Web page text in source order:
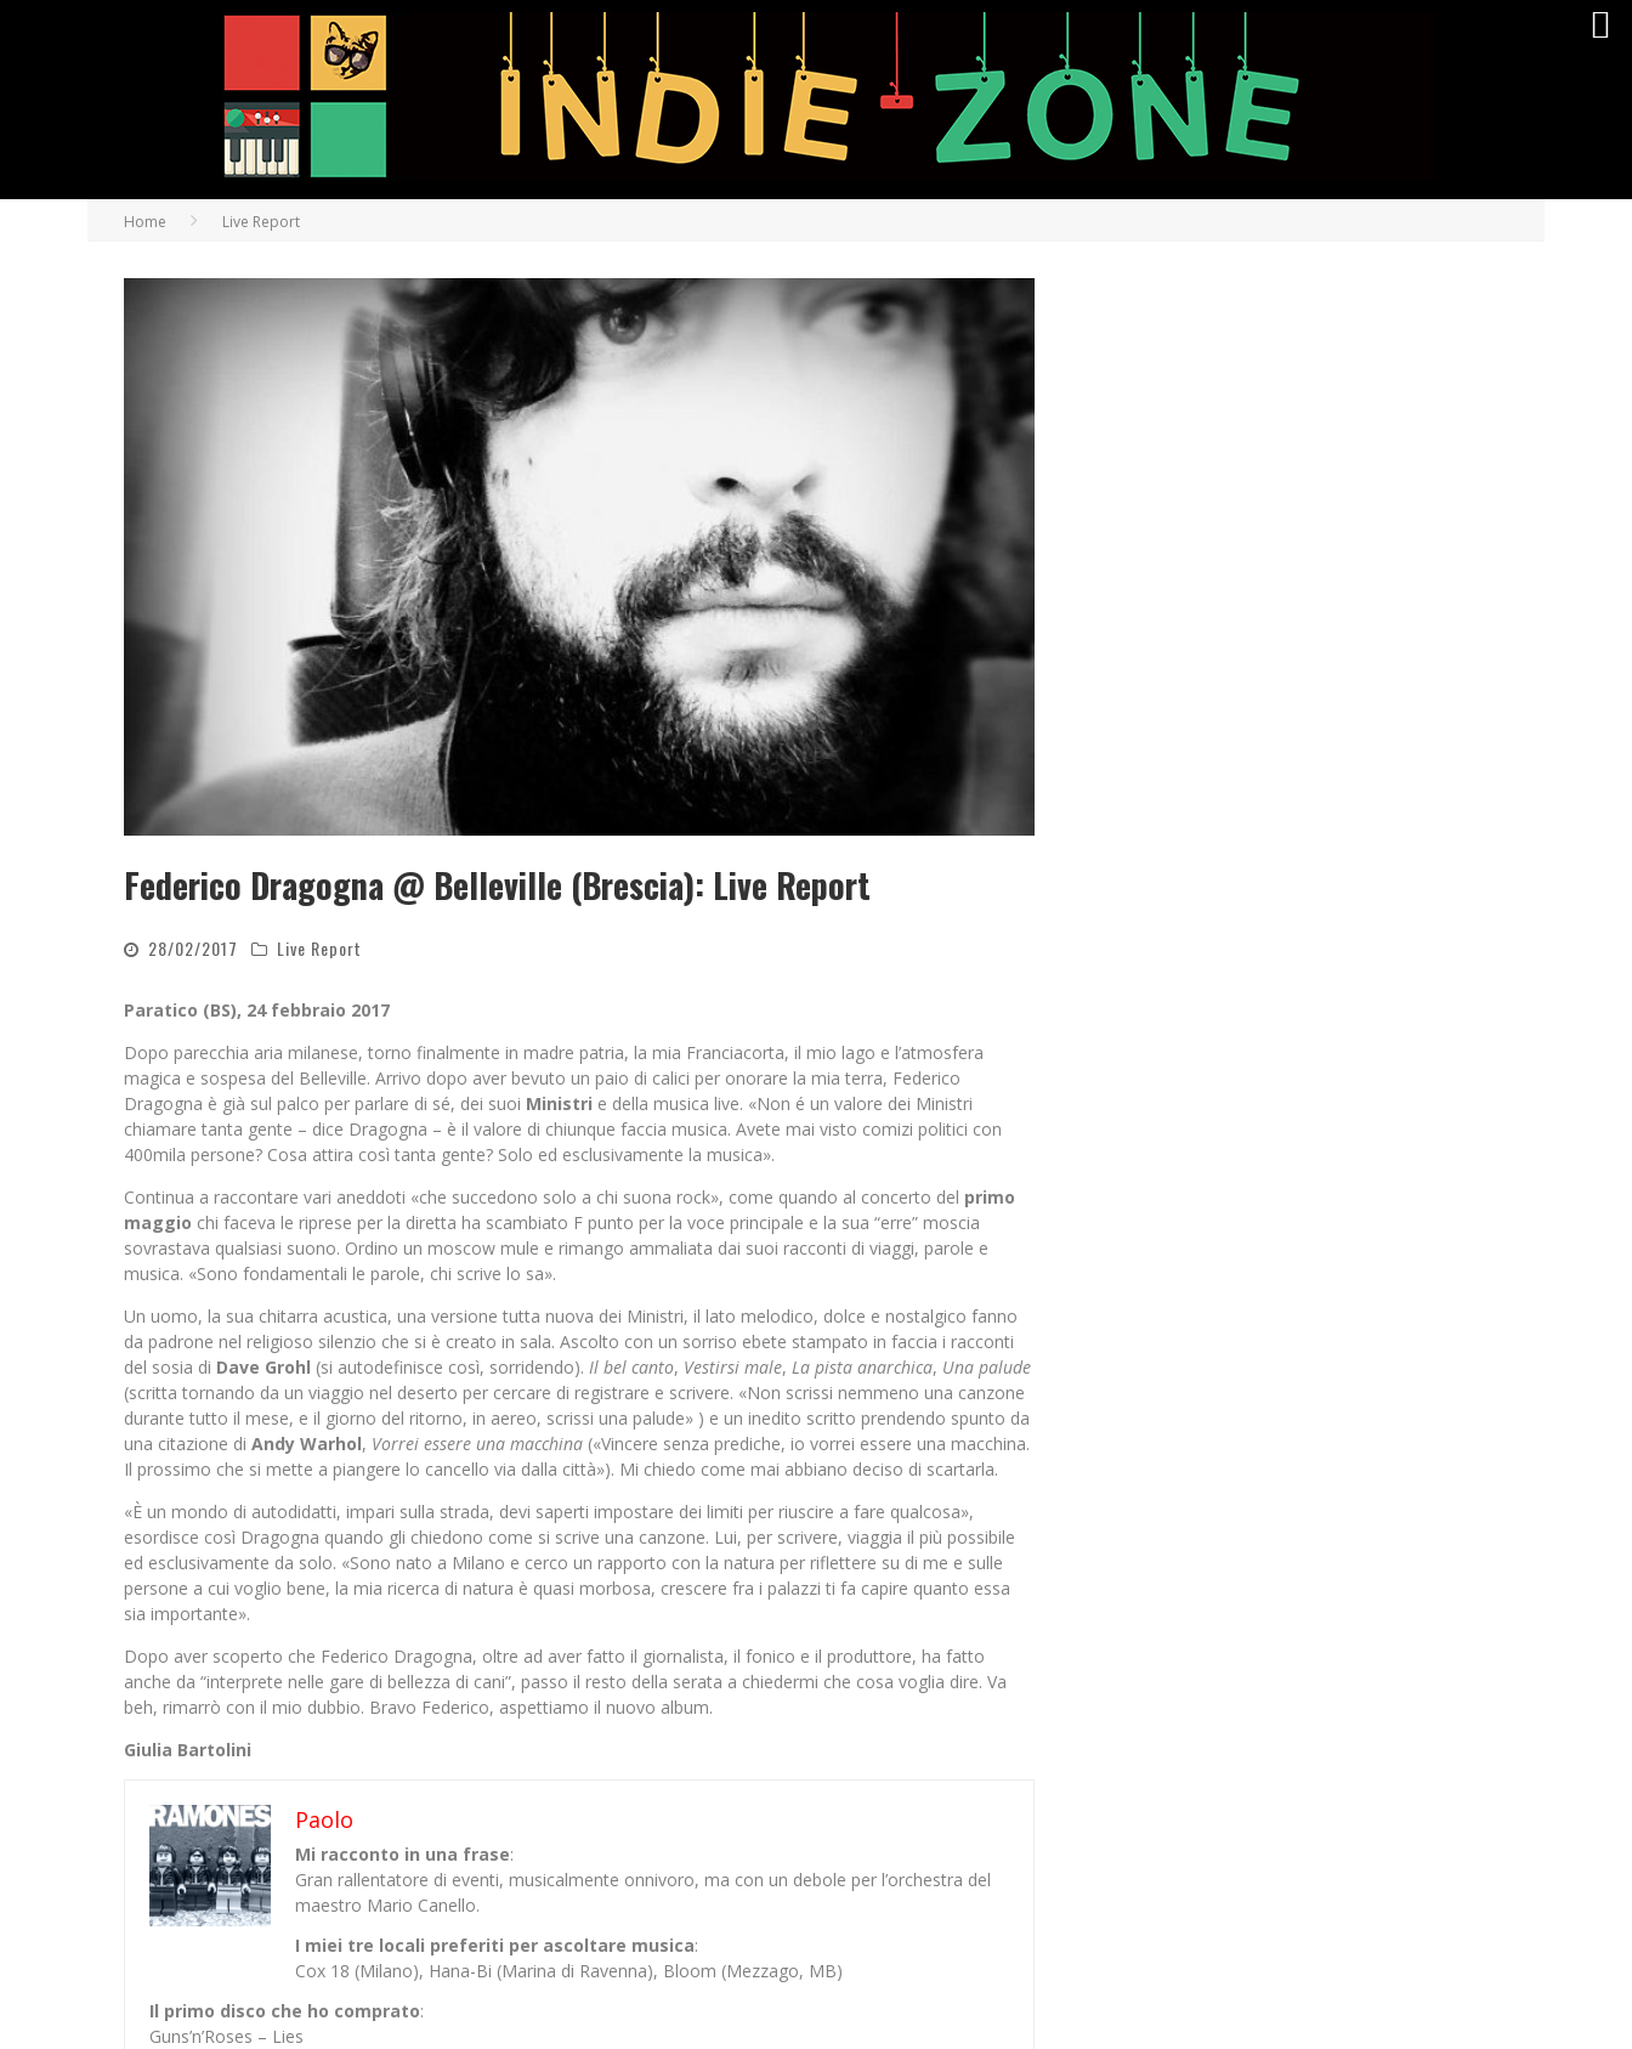
Home Live Report
Federico Dragogna @ Belleville (Brescia): Live Report
28/02/2017 Live Report
Paratico (BS), 24 febbraio 2017
Dopo parecchia aria milanese, torno finalmente in madre patria, la mia Franciacorta, il mio lago e l’atmosfera
magica e sospesa del Belleville. Arrivo dopo aver bevuto un paio di calici per onorare la mia terra, Federico
Dragogna è già sul palco per parlare di sé, dei suoi Ministri e della musica live. «Non é un valore dei Ministri
chiamare tanta gente – dice Dragogna – è il valore di chiunque faccia musica. Avete mai visto comizi politici con
400mila persone? Cosa attira così tanta gente? Solo ed esclusivamente la musica».
Continua a raccontare vari aneddoti «che succedono solo a chi suona rock», come quando al concerto del primo
maggio chi faceva le riprese per la diretta ha scambiato F punto per la voce principale e la sua “erre” moscia
sovrastava qualsiasi suono. Ordino un moscow mule e rimango ammaliata dai suoi racconti di viaggi, parole e
musica. «Sono fondamentali le parole, chi scrive lo sa».
Un uomo, la sua chitarra acustica, una versione tutta nuova dei Ministri, il lato melodico, dolce e nostalgico fanno
da padrone nel religioso silenzio che si è creato in sala. Ascolto con un sorriso ebete stampato in faccia i racconti
del sosia di Dave Grohl (si autodefinisce così, sorridendo). Il bel canto, Vestirsi male, La pista anarchica, Una palude
(scritta tornando da un viaggio nel deserto per cercare di registrare e scrivere. «Non scrissi nemmeno una canzone
durante tutto il mese, e il giorno del ritorno, in aereo, scrissi una palude» ) e un inedito scritto prendendo spunto da
una citazione di Andy Warhol, Vorrei essere una macchina («Vincere senza prediche, io vorrei essere una macchina.
Il prossimo che si mette a piangere lo cancello via dalla città»). Mi chiedo come mai abbiano deciso di scartarla.
«È un mondo di autodidatti, impari sulla strada, devi saperti impostare dei limiti per riuscire a fare qualcosa»,
esordisce così Dragogna quando gli chiedono come si scrive una canzone. Lui, per scrivere, viaggia il più possibile
ed esclusivamente da solo. «Sono nato a Milano e cerco un rapporto con la natura per riflettere su di me e sulle
persone a cui voglio bene, la mia ricerca di natura è quasi morbosa, crescere fra i palazzi ti fa capire quanto essa
sia importante».
Dopo aver scoperto che Federico Dragogna, oltre ad aver fatto il giornalista, il fonico e il produttore, ha fatto
anche da “interprete nelle gare di bellezza di cani”, passo il resto della serata a chiedermi che cosa voglia dire. Va
beh, rimarrò con il mio dubbio. Bravo Federico, aspettiamo il nuovo album.
Giulia Bartolini
Paolo
Mi racconto in una frase:
Gran rallentatore di eventi, musicalmente onnivoro, ma con un debole per l’orchestra del
maestro Mario Canello.
I miei tre locali preferiti per ascoltare musica:
Cox 18 (Milano), Hana-Bi (Marina di Ravenna), Bloom (Mezzago, MB)
Il primo disco che ho comprato:
Guns’n’Roses – Lies